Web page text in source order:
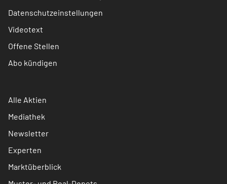
Datenschutzeinstellungen
Videotext
Offene Stellen
Abo kündigen
Alle Aktien
Mediathek
Newsletter
Experten
Marktüberblick